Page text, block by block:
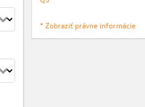
* Zobraziť právne informácie